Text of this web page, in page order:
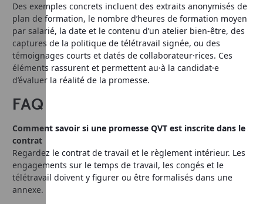
Des exemples concrets incluent des extraits anonymisés de
plan de formation, le nombre d’heures de formation moyen
par salarié, la date et le contenu d’un atelier bien-être, des
captures de la politique de télétravail signée, ou des
témoignages courts et datés de collaborateur·rices. Ces
éléments rassurent et permettent au·à la candidat·e
d’évaluer la réalité de la promesse.
FAQ
Comment savoir si une promesse QVT est inscrite dans le
contrat
Regardez le contrat de travail et le règlement intérieur. Les
engagements sur le temps de travail, les congés et le
télétravail doivent y figurer ou être formalisés dans une
annexe.